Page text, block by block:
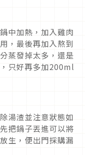
中加熱，加入雞肉
，最後再加入熬到
蒸發掉太多，還是
只好再多加200ml
湯渣並注意狀態如
把鍋子丟進可以將
生，便出門採購漏